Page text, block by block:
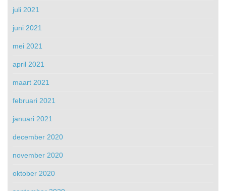
juli 2021
juni 2021
mei 2021
april 2021
maart 2021
februari 2021
januari 2021
december 2020
november 2020
oktober 2020